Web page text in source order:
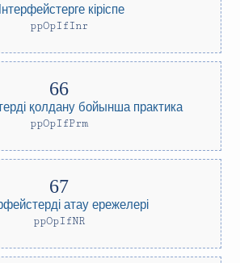
кіріспе
ppOpIfInr
қолдану бойынша практика
ppOpIfPrm
атау ережелері
ppOpIfNR